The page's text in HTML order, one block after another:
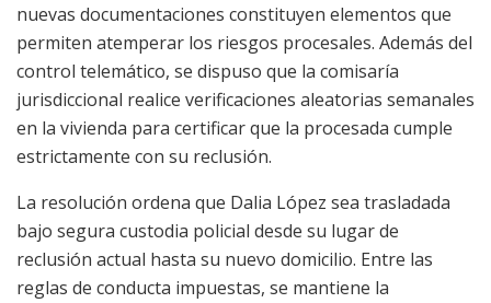
nuevas documentaciones constituyen elementos que
permiten atemperar los riesgos procesales. Además del
control telemático, se dispuso que la comisaría
jurisdiccional realice verificaciones aleatorias semanales
en la vivienda para certificar que la procesada cumple
estrictamente con su reclusión.
La resolución ordena que Dalia López sea trasladada
bajo segura custodia policial desde su lugar de
reclusión actual hasta su nuevo domicilio. Entre las
reglas de conducta impuestas, se mantiene la